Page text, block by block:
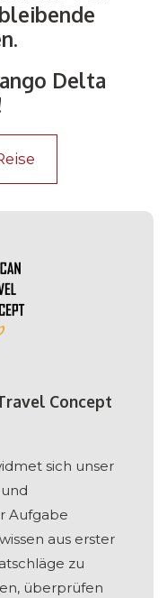
.
Delta
Concept
sich unser
Aufgabe
aus erster
zu
überprüfen